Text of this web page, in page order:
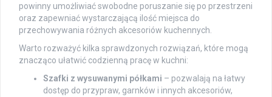
powinny umożliwiać swobodne poruszanie się po przestrzeni
oraz zapewniać wystarczającą ilość miejsca do
przechowywania różnych akcesoriów kuchennych.
Warto rozważyć kilka sprawdzonych rozwiązań, które mogą
znacząco ułatwić codzienną pracę w kuchni:
Szafki z wysuwanymi półkami – pozwalają na łatwy
dostęp do przypraw, garnków i innych akcesoriów,